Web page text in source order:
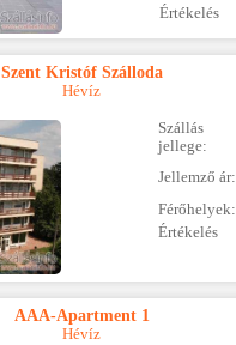
Értékelés
Szent Kristóf Szálloda
Hévíz
Szállás
jellege:
Jellemző ár:
Férőhelyek:
Értékelés
AAA-Apartment 1
Hévíz